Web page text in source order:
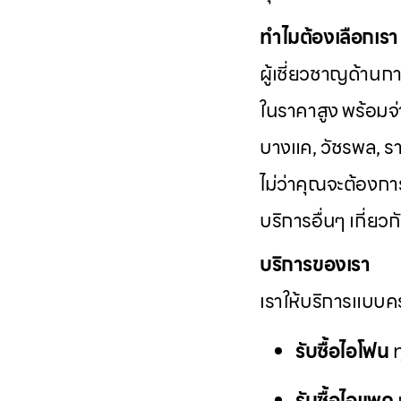
ทำไมต้องเลือกเรา
ผู้เชี่ยวชาญด้านก
ในราคาสูง พร้อม
บางแค, วัชรพล,
ไม่ว่าคุณจะต้องก
บริการอื่นๆ เกี่ยว
บริการของเรา
เราให้บริการแบ
รับซื้อไอโฟน